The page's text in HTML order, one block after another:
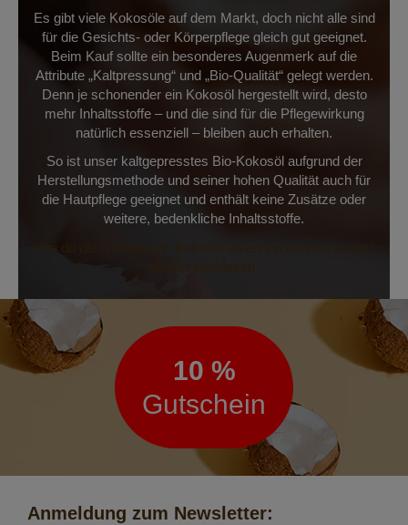
Es gibt viele Kokosöle auf dem Markt, doch nicht alle sind
für die Gesichts- oder Körperpflege gleich gut geeignet.
Beim Kauf sollte ein besonderes Augenmerk auf die
Attribute „Kaltpressung“ und „Bio-Qualität“ gelegt werden.
Denn je schonender ein Kokosöl hergestellt wird, desto
mehr Inhaltsstoffe – und die sind für die Pflegewirkung
natürlich essenziell – bleiben auch erhalten.
So ist unser kaltgepresstes Bio-Kokosöl aufgrund der
Herstellungsmethode und seiner hohen Qualität auch für
die Hautpflege geeignet und enthält keine Zusätze oder
weitere, bedenkliche Inhaltsstoffe.
Newsletter
10 %
Gutschein
Anmeldung zum Newsletter: